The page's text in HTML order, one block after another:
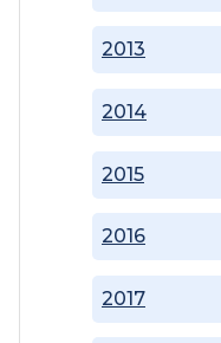
2013
2014
2015
2016
2017